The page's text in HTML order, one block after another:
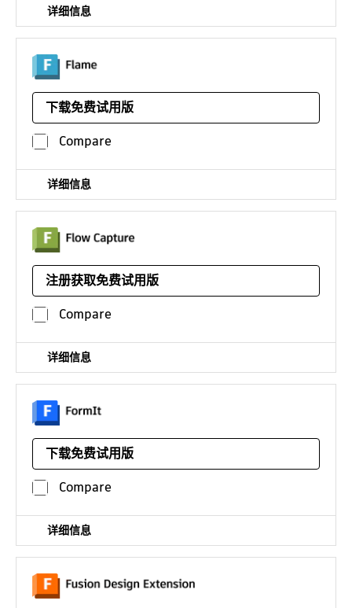
详细信息
Flame、Flame Assist、Flare 和 Lustre 可供选择
下载免费试用版
平台：
Flame Mac OS 版本定价
Compare
详细信息
动画、VFX 和游戏
注册获取免费试用版
Compare
详细信息
下载免费试用版
平台：新应用
仅在工程建设软件集中提供
Compare
详细信息